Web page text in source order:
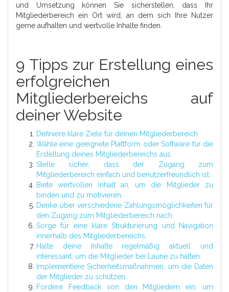
und Umsetzung können Sie sicherstellen, dass Ihr
Mitgliederbereich ein Ort wird, an dem sich Ihre Nutzer
gerne aufhalten und wertvolle Inhalte finden.
9 Tipps zur Erstellung eines
erfolgreichen
Mitgliederbereichs auf
deiner Website
Definiere klare Ziele für deinen Mitgliederbereich.
Wähle eine geeignete Plattform oder Software für die
Erstellung deines Mitgliederbereichs aus.
Stelle sicher, dass der Zugang zum
Mitgliederbereich einfach und benutzerfreundlich ist.
Biete wertvollen Inhalt an, um die Mitglieder zu
binden und zu motivieren.
Denke über verschiedene Zahlungsmöglichkeiten für
den Zugang zum Mitgliederbereich nach.
Sorge für eine klare Strukturierung und Navigation
innerhalb des Mitgliederbereichs.
Halte deine Inhalte regelmäßig aktuell und
interessant, um die Mitglieder bei Laune zu halten.
Implementiere Sicherheitsmaßnahmen, um die Daten
der Mitglieder zu schützen.
Fordere Feedback von den Mitgliedern ein, um